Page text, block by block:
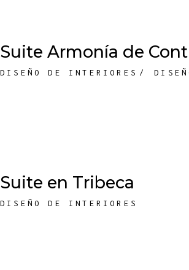
Suite Armonía de
DISEÑO DE INTERIORES
Suite en Tribeca
DISEÑO DE INTERIORES